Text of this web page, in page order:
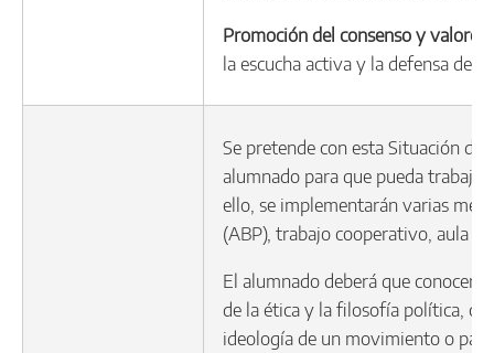
Promoción del consenso y valores
la escucha activa y la defensa de
Se pretende con esta Situación
alumnado para que pueda
ello, se implementarán varias
(ABP), trabajo cooperativo, aula
El alumnado deberá que conocer
de la ética y la filosofía política,
ideología de un movimiento o